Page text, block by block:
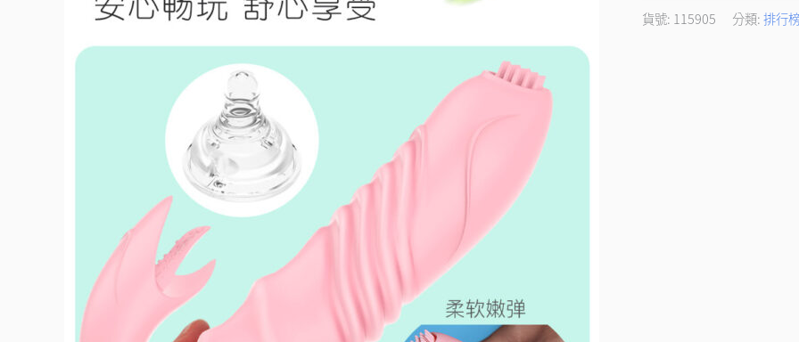
頻
貨號: 115905 分類:排行